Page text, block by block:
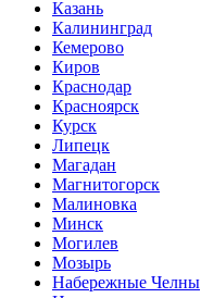
Казань
Калининград
Кемерово
Киров
Краснодар
Красноярск
Курск
Липецк
Магадан
Магнитогорск
Малиновка
Минск
Могилев
Мозырь
Набережные Челны